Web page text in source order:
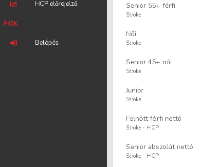
HCP előrejelző
FIÓK
Belépés
Senior 55+ férfi
Stroke
Női
Stroke
Senior 45+ női
Stroke
Junior
Stroke
Felnőtt férfi nettó
Stroke - HCP
Senior abszolút nettó
Stroke - HCP